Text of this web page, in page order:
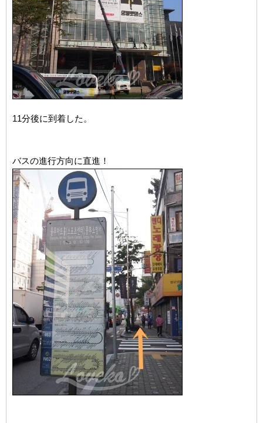
11分後に到着した。
バスの進行方向に直進！